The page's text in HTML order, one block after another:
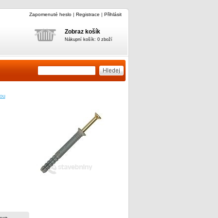
Zapomenuté heslo| Registrace | Přihlásit
Zobraz košík
Nákupní košík: 0 zboží